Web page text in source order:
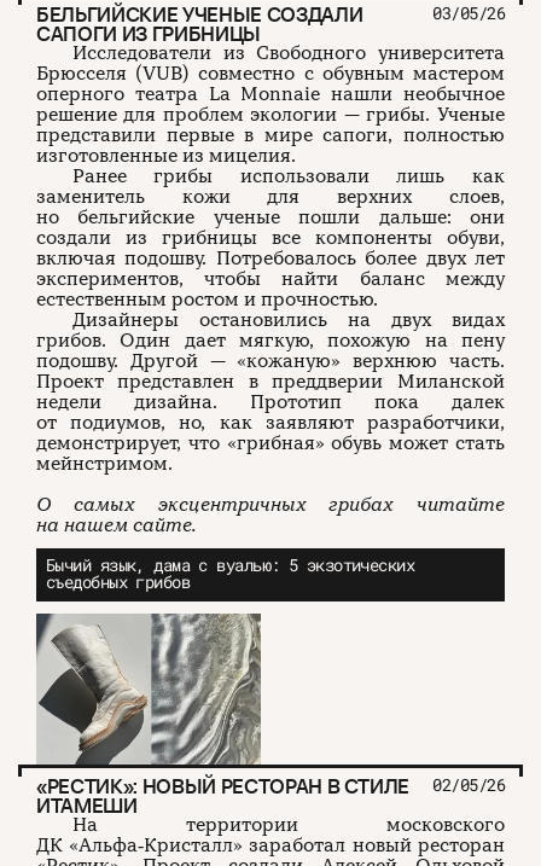
БЕЛЬГИЙСКИЕ УЧЕНЫЕ СОЗДАЛИ
САПОГИ ИЗ ГРИБНИЦЫ
03/05/26
Исследователи из Свободного университета
Брюсселя (VUB) совместно с обувным мастером
оперного театра La Monnaie нашли необычное
решение для проблем экологии — грибы. Ученые
представили первые в мире сапоги, полностью
изготовленные из мицелия.
Ранее грибы использовали лишь как
заменитель кожи для верхних слоев,
но бельгийские ученые пошли дальше: они
создали из грибницы все компоненты обуви,
включая подошву. Потребовалось более двух лет
экспериментов, чтобы найти баланс между
естественным ростом и прочностью.
Дизайнеры остановились на двух видах
грибов. Один дает мягкую, похожую на пену
подошву. Другой — «кожаную» верхнюю часть.
Проект представлен в преддверии Миланской
недели дизайна. Прототип пока далек
от подиумов, но, как заявляют разработчики,
демонстрирует, что «грибная» обувь может стать
мейнстримом.
О самых эксцентричных грибах читайте
на нашем сайте.
Бычий язык, дама с вуалью: 5 экзотических
съедобных грибов
«РЕСТИК»: НОВЫЙ РЕСТОРАН В СТИЛЕ
ИТАМЕШИ
02/05/26
На территории московского
ДК «Альфа‑Кристалл» заработал новый ресторан